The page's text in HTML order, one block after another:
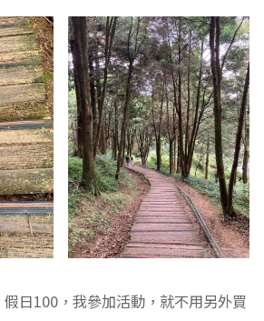
日100，我參加活動，就不用另外買